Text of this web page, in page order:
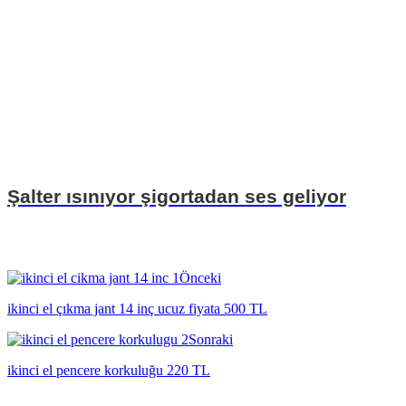
Şalter ısınıyor şigortadan ses geliyor
Önceki
ikinci el çıkma jant 14 inç ucuz fiyata 500 TL
Sonraki
ikinci el pencere korkuluğu 220 TL